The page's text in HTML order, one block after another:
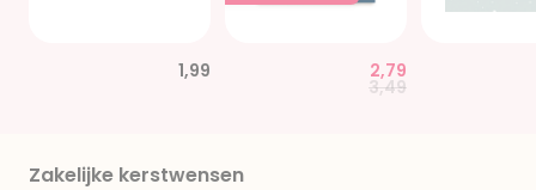
1,99
Price reduced from
3,49to
2,79
Zakelijke kerstwensen